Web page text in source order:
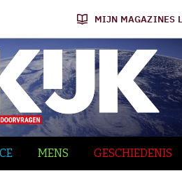
MIJN MAGAZINES
MENS GESCHIEDENIS